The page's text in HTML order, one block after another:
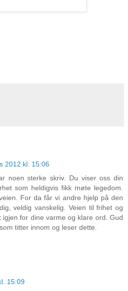
2012 kl. 15:06
noen sterke skriv. Du viser oss din
som heldigvis fikk møte legedom.
For da får vi andre hjelp på den
veldig vanskelig. Veien til frihet og
igjen for dine varme og klare ord. Gud
titter innom og leser dette.
15:09